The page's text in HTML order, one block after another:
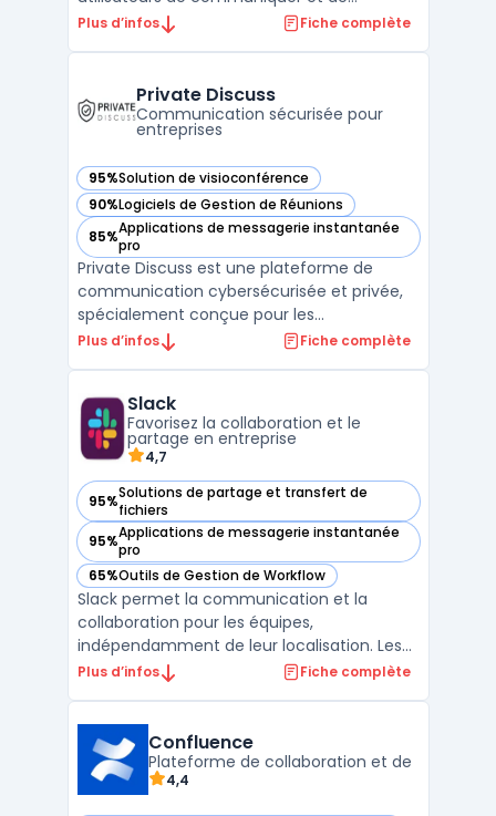
collaborer efficacement avec des équipes
communiquer via des chats, des appels
audio et des appels vidéo. Il offre égal ...
Plus d’infos Fiche complète
Private Discuss
Communication sécurisée pour
entreprises
95%Solution de visioconférence
— voir Private Discuss dans cette catégorie
90%Logiciels de Gestion de Réunions
— voir Private Discuss dans cette catégorie
85%Applications de messagerie instantanée
pro
— voir Private Discuss dans cette catégorie
Private Discuss est une plateforme de
communication cybersécurisée et privée,
spécialement conçue pour les
gouvernements et les entreprises sensibles.
WhatsApp, Teams et Zoom, elle se
distingue par un niveau de chiffrement
robu ...
Plus d’infos Fiche complète
Slack
Favorisez la collaboration et le
partage en entreprise
4,7
95%Solutions de partage et transfert de
fichiers
— voir Slack dans cette catégorie
95%Applications de messagerie instantanée
pro
— voir Slack dans cette catégorie
65%Outils de Gestion de Workflow
— voir Slack dans cette catégorie
Slack permet la communication et la
collaboration pour les équipes,
indépendamment de leur localisation. Les
entreprises utilisent Slack pour organiser
de l’information, la continuité des
conversations et la recherc ...
Plus d’infos Fiche complète
Confluence
Plateforme de collaboration et de
4,4